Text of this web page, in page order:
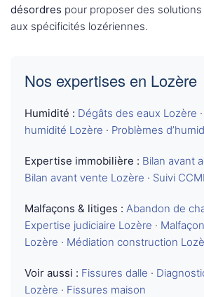
désordres pour proposer des
aux spécificités lozériennes.
Nos expertises en Lozère
Humidité : Dégâts des eaux Lozère ·
humidité Lozère · Problèmes
Expertise immobilière : Bilan avant
Bilan avant vente Lozère · Suivi CCMI
Malfaçons & litiges : Abandon de
Expertise judiciaire Lozère ·
Lozère · Médiation construction
Voir aussi : Fissures dalle ·
Lozère · Fissures maison